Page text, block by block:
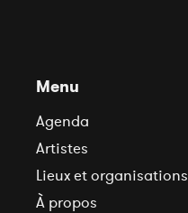
Menu
Agenda
Artistes
Lieux et organisations
À propos